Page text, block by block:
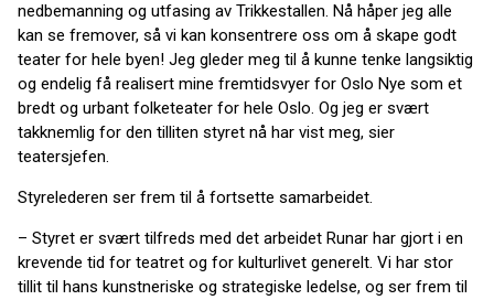
nedbemanning og utfasing av Trikkestallen. Nå håper jeg alle
kan se fremover, så vi kan konsentrere oss om å skape godt
teater for hele byen! Jeg gleder meg til å kunne tenke langsiktig
og endelig få realisert mine fremtidsvyer for Oslo Nye som et
bredt og urbant folketeater for hele Oslo. Og jeg er svært
takknemlig for den tilliten styret nå har vist meg, sier
teatersjefen.
Styrelederen ser frem til å fortsette samarbeidet.
– Styret er svært tilfreds med det arbeidet Runar har gjort i en
krevende tid for teatret og for kulturlivet generelt. Vi har stor
tillit til hans kunstneriske og strategiske ledelse, og ser frem til